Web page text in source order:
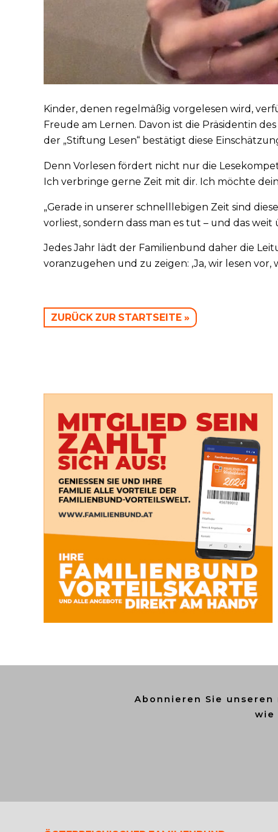
Kinder, denen regelmäßig vorgelesen wird,
Freude am Lernen. Davon ist die Präsidentin
der „Stiftung Lesen“ bestätigt diese
Denn Vorlesen fördert nicht nur die
Ich verbringe gerne Zeit mit dir. Ich möchte
„Gerade in unserer schnelllebigen Zeit sind
vorliest, sondern dass man es tut – und das
Jedes Jahr lädt der Familienbund daher die
voranzugehen und zu zeigen: ‚Ja, wir lesen vor,
ZURÜCK ZUR STARTSEITE »
Abonnieren Sie
wie